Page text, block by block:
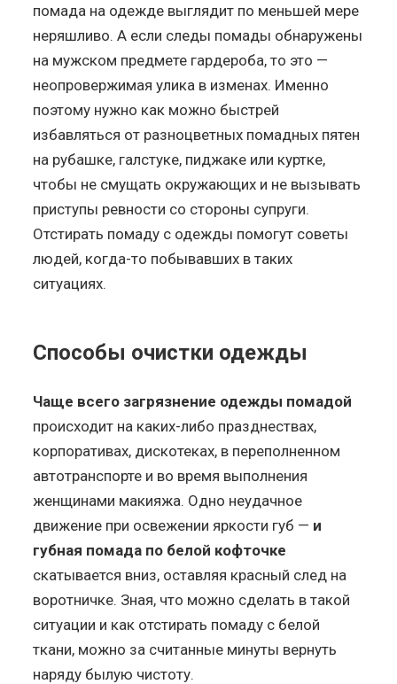
помада на одежде выглядит по меньшей мере
неряшливо. А если следы помады обнаружены
на мужском предмете гардероба, то это —
неопровержимая улика в изменах. Именно
поэтому нужно как можно быстрей
избавляться от разноцветных помадных пятен
на рубашке, галстуке, пиджаке или куртке,
чтобы не смущать окружающих и не вызывать
приступы ревности со стороны супруги.
Отстирать помаду с одежды помогут советы
людей, когда-то побывавших в таких
ситуациях.
Способы очистки одежды
Чаще всего загрязнение одежды помадой
происходит на каких-либо празднествах,
корпоративах, дискотеках, в переполненном
автотранспорте и во время выполнения
женщинами макияжа. Одно неудачное
движение при освежении яркости губ — и
губная помада по белой кофточке
скатывается вниз, оставляя красный след на
воротничке. Зная, что можно сделать в такой
ситуации и как отстирать помаду с белой
ткани, можно за считанные минуты вернуть
наряду былую чистоту.